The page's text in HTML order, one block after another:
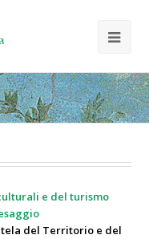
e del turismo
del Territorio e del